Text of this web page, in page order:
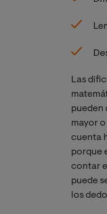
Las
pueden
mayor
cuenta
porque
contar
puede
los